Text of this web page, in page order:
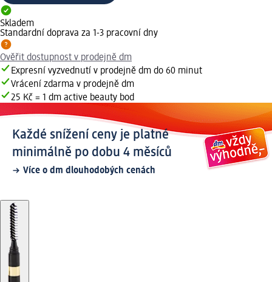
Skladem
Standardní doprava za 1-3 pracovní dny
Ověřit dostupnost v prodejně dm
Expresní vyzvednutí v prodejně dm do 60 minut
Vrácení zdarma v prodejně dm
25 Kč = 1 dm active beauty bod
Každé snížení ceny je platné
minimálně po dobu 4 měsíců
Více o dm dlouhodobých cenách